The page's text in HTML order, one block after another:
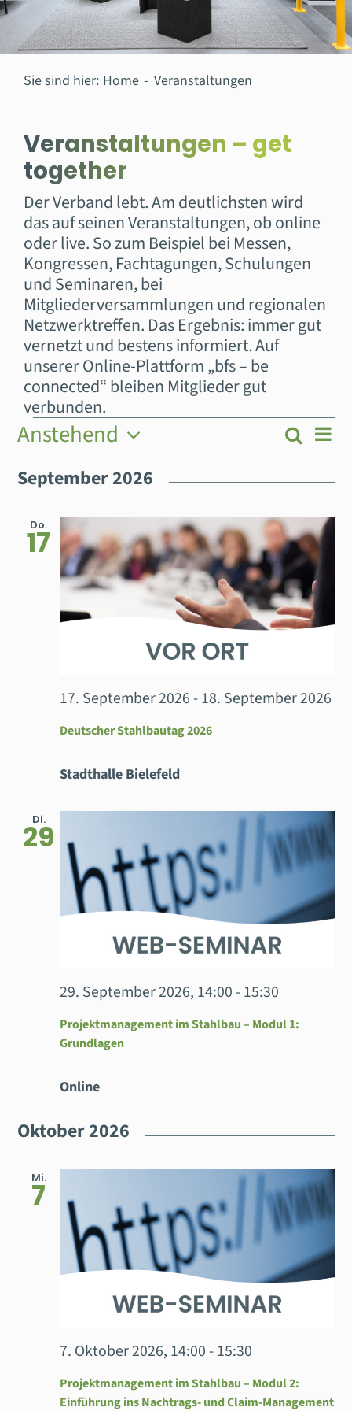
Sie sind hier: Home Veranstaltungen
Veranstaltungen – get
together
Der Verband lebt. Am deutlichsten wird
das auf seinen Veranstaltungen, ob online
oder live. So zum Beispiel bei Messen,
Kongressen, Fachtagungen, Schulungen
und Seminaren, bei
Mitgliederversammlungen und regionalen
Netzwerktreffen. Das Ergebnis: immer gut
vernetzt und bestens informiert. Auf
unserer Online-Plattform „bfs – be
connected“ bleiben Mitglieder gut
verbunden.
VERANSTALTUNGEN
Suche
Suche
Liste
Anstehend
wählen.
September 2026
Do.
17
Deutscher Stahlbautag 2026
17. September 2026 -18. September 2026
Stadthalle Bielefeld
Di.
29
Projektmanagement im Stahlbau – Modul 1:
Grundlagen
29. September 2026, 14:00 -15:30
Online
Oktober 2026
Mi.
7
Projektmanagement im Stahlbau – Modul 2:
Einführung ins Nachtrags- und Claim-Management
7. Oktober 2026, 14:00 -15:30